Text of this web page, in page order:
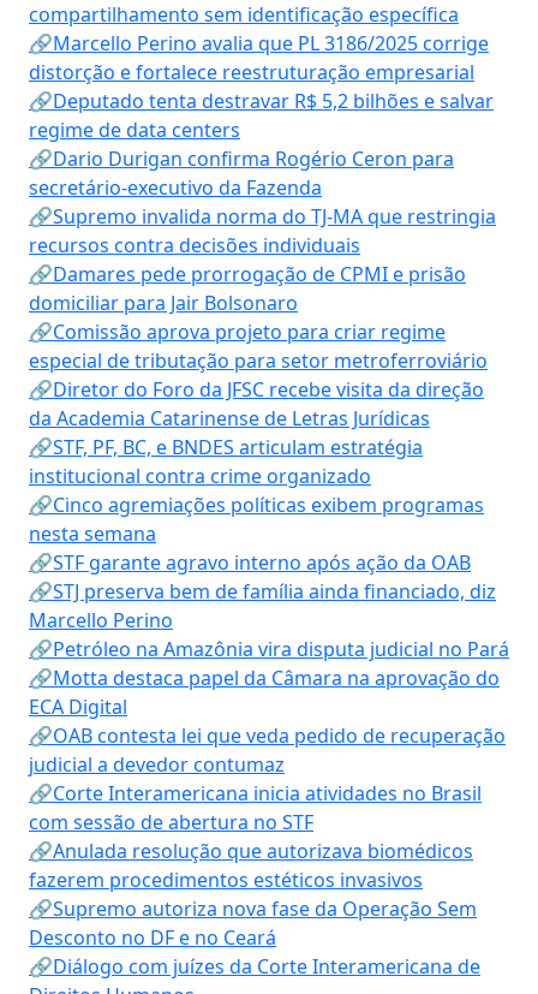
compartilhamento sem identificação específica
🔗Marcello Perino avalia que PL 3186/2025 corrige
distorção e fortalece reestruturação empresarial
🔗Deputado tenta destravar R$ 5,2 bilhões e salvar
regime de data centers
🔗Dario Durigan confirma Rogério Ceron para
secretário-executivo da Fazenda
🔗Supremo invalida norma do TJ-MA que restringia
recursos contra decisões individuais
🔗Damares pede prorrogação de CPMI e prisão
domiciliar para Jair Bolsonaro
🔗Comissão aprova projeto para criar regime
especial de tributação para setor metroferroviário
🔗Diretor do Foro da JFSC recebe visita da direção
da Academia Catarinense de Letras Jurídicas
🔗STF, PF, BC, e BNDES articulam estratégia
institucional contra crime organizado
🔗Cinco agremiações políticas exibem programas
nesta semana
🔗STF garante agravo interno após ação da OAB
🔗STJ preserva bem de família ainda financiado, diz
Marcello Perino
🔗Petróleo na Amazônia vira disputa judicial no Pará
🔗Motta destaca papel da Câmara na aprovação do
ECA Digital
🔗OAB contesta lei que veda pedido de recuperação
judicial a devedor contumaz
🔗Corte Interamericana inicia atividades no Brasil
com sessão de abertura no STF
🔗Anulada resolução que autorizava biomédicos
fazerem procedimentos estéticos invasivos
🔗Supremo autoriza nova fase da Operação Sem
Desconto no DF e no Ceará
🔗Diálogo com juízes da Corte Interamericana de